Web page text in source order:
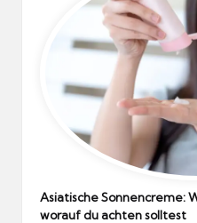
Asiatische Sonnencreme:
worauf du achten solltest